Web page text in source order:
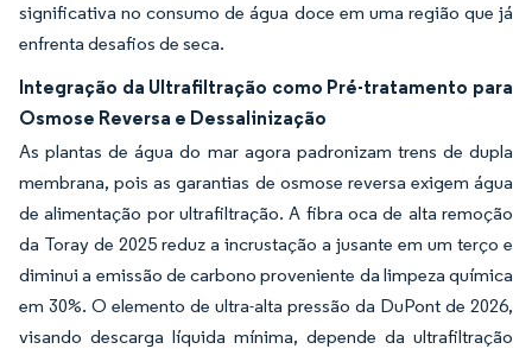
significativa no consumo de água doce em uma região que já
enfrenta desafios de seca.
Integração da Ultrafiltração como Pré-tratamento para
Osmose Reversa e Dessalinização
As plantas de água do mar agora padronizam trens de dupla
membrana, pois as garantias de osmose reversa exigem água
de alimentação por ultrafiltração. A fibra oca de alta remoção
da Toray de 2025 reduz a incrustação a jusante em um terço e
diminui a emissão de carbono proveniente da limpeza química
em 30%. O elemento de ultra-alta pressão da DuPont de 2026,
visando descarga líquida mínima, depende da ultrafiltração